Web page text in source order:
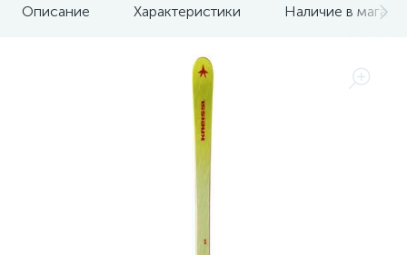
Описание Характеристики Наличие в